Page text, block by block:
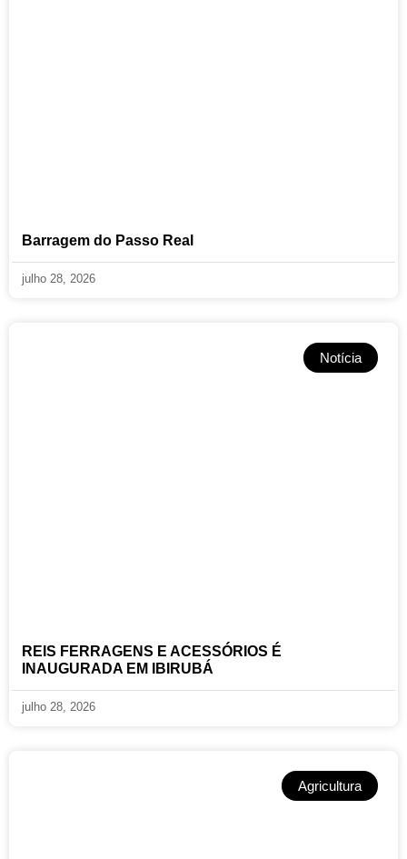
Barragem do Passo Real
julho 28, 2026
Notícia
REIS FERRAGENS E ACESSÓRIOS É
INAUGURADA EM IBIRUBÁ
julho 28, 2026
Agricultura